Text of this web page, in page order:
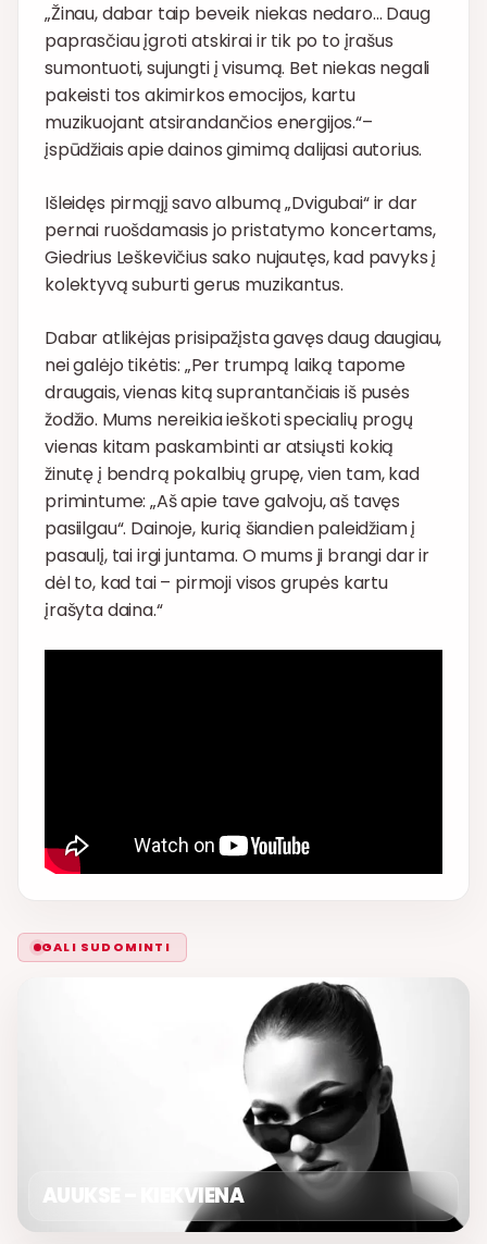
„Žinau, dabar taip beveik niekas nedaro… Daug
paprasčiau įgroti atskirai ir tik po to įrašus
sumontuoti, sujungti į visumą. Bet niekas negali
pakeisti tos akimirkos emocijos, kartu
muzikuojant atsirandančios energijos.“–
įspūdžiais apie dainos gimimą dalijasi autorius.
Išleidęs pirmąjį savo albumą „Dvigubai“ ir dar
pernai ruošdamasis jo pristatymo koncertams,
Giedrius Leškevičius sako nujautęs, kad pavyks į
kolektyvą suburti gerus muzikantus.
Dabar atlikėjas prisipažįsta gavęs daug daugiau,
nei galėjo tikėtis: „Per trumpą laiką tapome
draugais, vienas kitą suprantančiais iš pusės
žodžio. Mums nereikia ieškoti specialių progų
vienas kitam paskambinti ar atsiųsti kokią
žinutę į bendrą pokalbių grupę, vien tam, kad
primintume: „Aš apie tave galvoju, aš tavęs
pasiilgau“. Dainoje, kurią šiandien paleidžiam į
pasaulį, tai irgi juntama. O mums ji brangi dar ir
dėl to, kad tai – pirmoji visos grupės kartu
įrašyta daina.“
GALI SUDOMINTI
AUUKSE – KIEKVIENA